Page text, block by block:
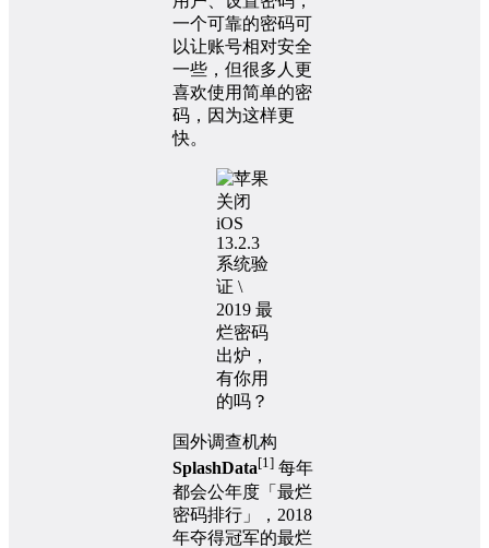
一个可靠的密码可
以让账号相对安全
一些，但很多人更
喜欢使用简单的密
码，因为这样更
快。
国外调查机构
SplashData[1] 每年
都会公年度「最烂
密码排行」，2018
年夺得冠军的最烂